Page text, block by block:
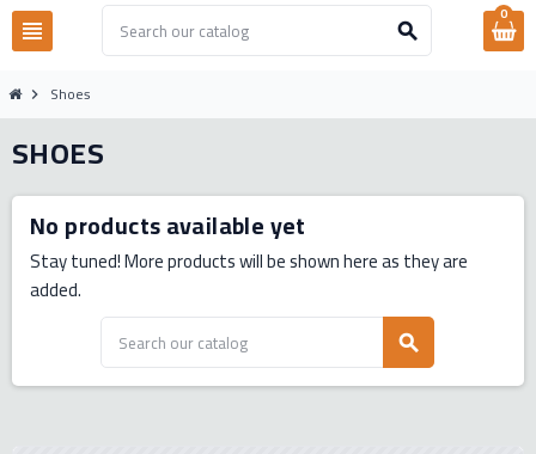
view_headline search
0
chevron_right Shoes
SHOES
No products available yet
Stay tuned! More products will be shown here as they are
added.
search